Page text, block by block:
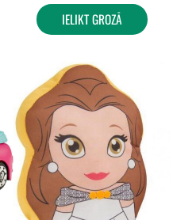
IELIKT GROZĀ